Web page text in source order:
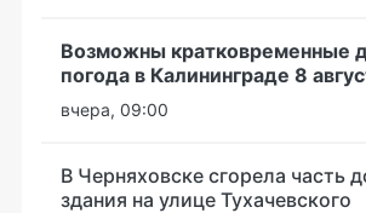
Возможны кратковременные
погода в Калининграде 8
вчера, 09:00
В Черняховске сгорела часть
здания на улице Тухачевского